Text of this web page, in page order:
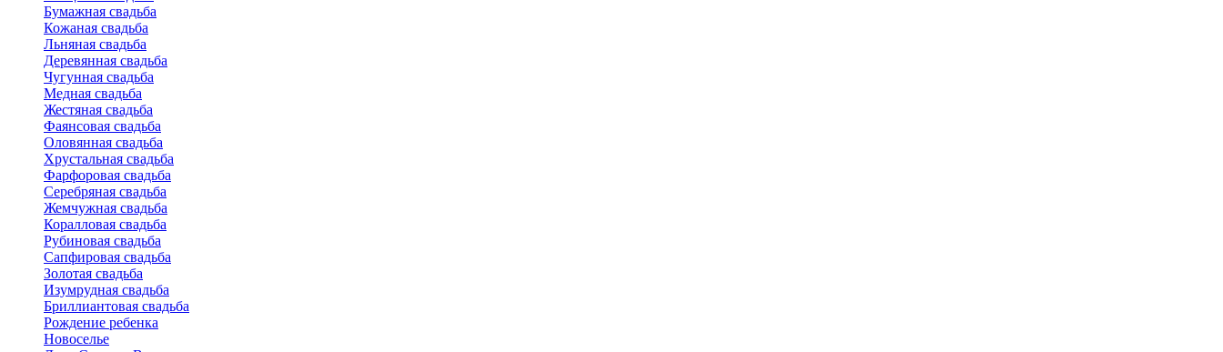
Бумажная свадьба
Кожаная свадьба
Льняная свадьба
Деревянная свадьба
Чугунная свадьба
Медная свадьба
Жестяная свадьба
Фаянсовая свадьба
Оловянная свадьба
Хрустальная свадьба
Фарфоровая свадьба
Серебряная свадьба
Жемчужная свадьба
Коралловая свадьба
Рубиновая свадьба
Сапфировая свадьба
Золотая свадьба
Изумрудная свадьба
Бриллиантовая свадьба
Рождение ребенка
Новоселье